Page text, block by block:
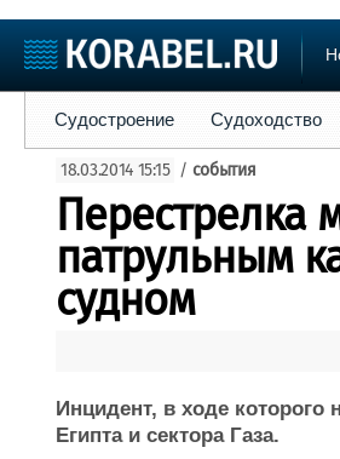
Судостроение
Пульс
Новости
Компании
Репутация
Работа
Крюинг
Торговая
Доска
Продажа
Изделия
Судостроение Судоходство
18.03.2014 15:15 / события
Перестрелка
патрульным
судном
Инцидент, в ходе
Египта и сектора Газа.